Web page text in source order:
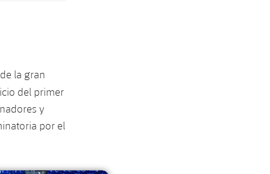
la gran
del primer
y
por el